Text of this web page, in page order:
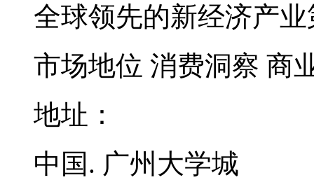
全球领先的新经济产
市场地位 消费洞察 商
地址：
中国. 广州大学城